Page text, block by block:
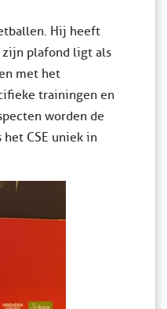
Hij heeft
zijn plafond ligt als
met het
trainingen en
worden de
CSE uniek in